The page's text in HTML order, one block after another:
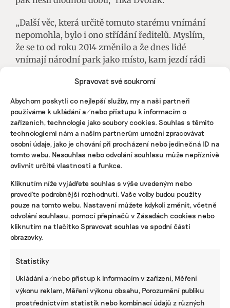
Spravovat své soukromí
Abychom poskytli co nejlepší služby, my a naši partneři
používáme k ukládání a/nebo přístupu k informacím o
zařízeních, technologie jako soubory cookies. Souhlas s těmito
technologiemi nám a našim partnerům umožní zpracovávat
osobní údaje, jako je chování při procházení nebo jedinečná ID na
tomto webu. Nesouhlas nebo odvolání souhlasu může nepříznivě
ovlivnit určité vlastnosti a funkce.
Kliknutím níže vyjádřete souhlas s výše uvedeným nebo
proveďte podrobnější rozhodnutí. Vaše volby budou použity
pouze na tomto webu. Nastavení můžete kdykoli změnit, včetně
odvolání souhlasu, pomocí přepínačů v Zásadách cookies nebo
kliknutím na tlačítko Spravovat souhlas ve spodní části
obrazovky.
Statistiky
Ukládání a/nebo přístup k informacím v zařízení, Měření
výkonu reklam, Měření výkonu obsahu, Porozumění publiku
prostřednictvím statistik nebo kombinací údajů z různých
„Další věc, která určitě tomuto starému vnímání
nepomohla, bylo i ono střídání ředitelů. Myslím,
že se to od roku 2014 změnilo a že dnes lidé
vnímají národní park jako místo, kam jezdí rádi
park vnímají už tak, že jim vlastně i vadí, že se
někde musí kácet,“ pokračuje mluvčí.
„Kolem Otavy teď probíhá kůrovcová gradace,
vypadá to tam jako na historických snímcích
z Poledníku, je tam spousta uschlých stromů. Lidé
ale už vědí, že to není tragédie. Už pod tím vidí i
ten zelený podrost a vědí, že to znovu vyroste.
Těch 35 let jsme dali přírodě prostor, aby nám to
ukázala, byť to někdy bolelo,“ uvádí Dvořák.
ENERGETIKA
Uhelný večírek v Evropě se chýlí ke konci.
Česko zůstává skoro do zavíračky
Zastavujeme se také u památníku Bohumila
padesátých let pohraniční stráž, když se pokoušel
přejít z Německa do Čech pro svého syna. Pak